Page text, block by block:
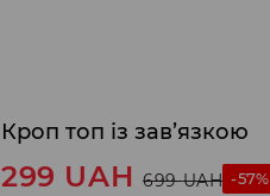
Кроп топ із зав’язкою
299 UAH 699 UAH -57%